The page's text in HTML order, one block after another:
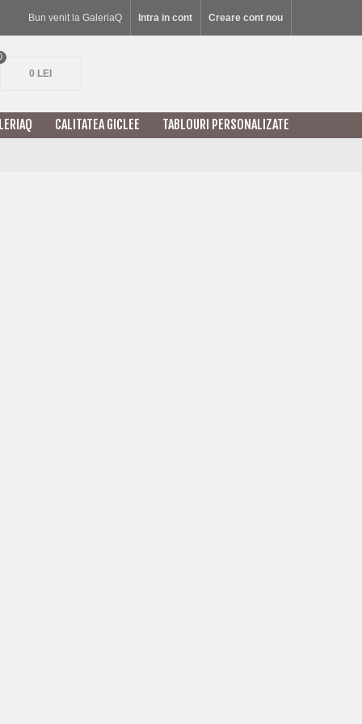
Bun venit la GaleriaQ Intra in cont Creare cont nou
0 LEI
CALITATEA GICLEE TABLOURI PERSONALIZATE